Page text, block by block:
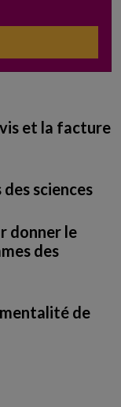
et la facture
sciences
donner le
des
de